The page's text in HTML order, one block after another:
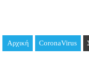
ΘΕΣΕΙΣ ΕΡΓΑΣΙΑΣ
Αρχική CoronaVirus